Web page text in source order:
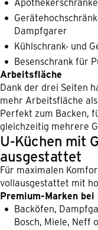
Dampfgarer
Kühlschrank- und
Besenschrank für
Arbeitsfläche
Dank der drei Seiten
mehr Arbeitsfläche
Perfekt zum Backen,
gleichzeitig mehrere
U-Küchen mit
ausgestattet
Für maximalen
vollausgestattet mit
Premium-Marken bei
Backöfen,
Bosch, Miele, Neff